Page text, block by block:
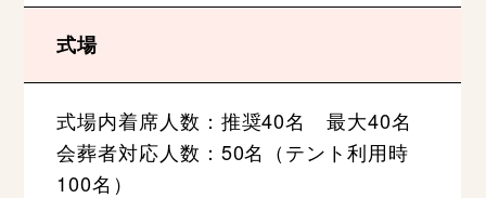
式場
式場内着席人数：推奨40名 最大40名
会葬者対応人数：50名（テント利用時
100名）